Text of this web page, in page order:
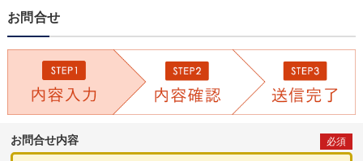
お問合せ
お問合せ内容 必須